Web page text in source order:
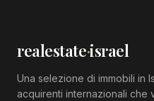
realestate·israel
Una selezione di immobili in
acquirenti internazionali che